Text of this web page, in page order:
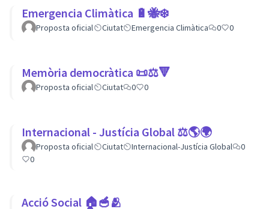
Emergencia Climàtica 🔋🐝❄️
Proposta oficial Ciutat Emergencia Climàtica 0 0
Memòria democràtica 📜⚖️🔻
Proposta oficial Ciutat 0 0
Internacional - Justícia Global ⚖️🌎🌍
Proposta oficial Ciutat Internacional-Justícia Global
0
0
Acció Social 🏠🥣🫂